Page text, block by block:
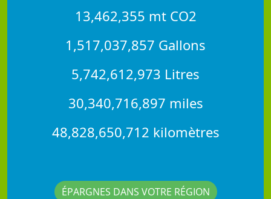
13,462,355 mt CO2
1,517,037,857 Gallons
5,742,612,973 Litres
30,340,716,897 miles
48,828,650,712 kilomètres
ÉPARGNES DANS VOTRE RÉGION